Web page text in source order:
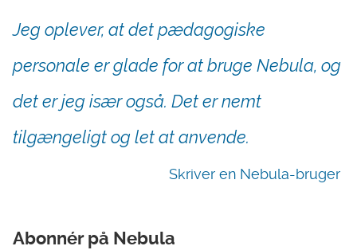
Jeg oplever, at det pædagogiske
personale er glade for at bruge Nebula, og
det er jeg især også. Det er nemt
tilgængeligt og let at anvende.
Skriver en Nebula-bruger
Abonnér på Nebula